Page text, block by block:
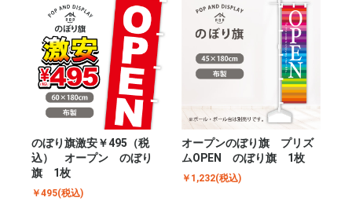
のぼり旗激安￥495（税
込） オープン のぼり
旗 1枚
￥495(税込)
オープンのぼり旗 プリズ
ムOPEN のぼり旗 1枚
￥1,232(税込)